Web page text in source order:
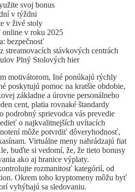
svoj bonus
v týždni
v živé stoly
online v roku 2025
bezpečnosť
streamovacích stávkových centrách
Plný Stolových hier
motivátorom, Iné ponúkajú rýchly
poskytujú pomoc na kratšie obdobie,
základne a úrovne personálneho
cent, platia rovnaké štandardy
podrobný sprievodca vás prevedie
o najkvalitnejších uvítacích
môže potvrdiť dôveryhodnosť,
Virtuálne meny nahrádzajú fiat
buďte si vedomí, že, že tieto bonusy
ako aj hranice výplaty.
rozmanitosť kategórií, od
Okrem toho kryptomeny môžu byť
vyhýbajú sa sledovaniu.